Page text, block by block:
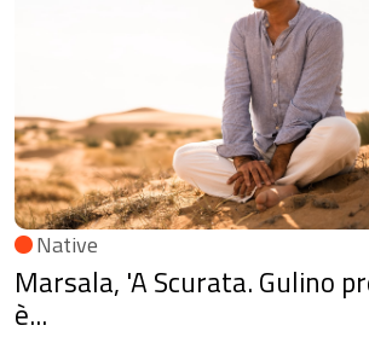
Native
Marsala, 'A Scurata. Gulino
è...